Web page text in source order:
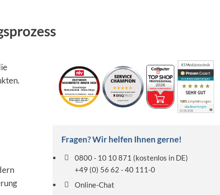
KS Medizintechnik
Fragen? Wir helfen Ihnen gerne!
0800 - 10 10 871 (kostenlos in DE)
+49 (0) 56 62 - 40 111-0
Online-Chat